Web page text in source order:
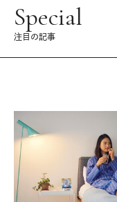
Special
注目の記事